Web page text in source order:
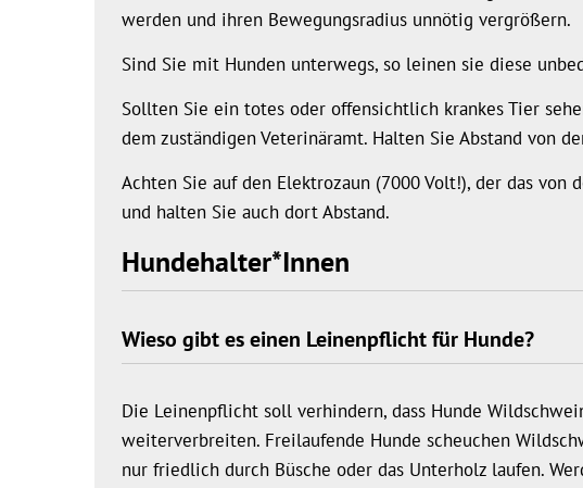
werden und ihren Bewegungsradius unnötig vergrößern.
Sind Sie mit Hunden unterwegs, so leinen sie diese
Sollten Sie ein totes oder offensichtlich krankes Tier
dem zuständigen Veterinäramt. Halten Sie Abstand von
Achten Sie auf den Elektrozaun (7000 Volt!), der das von
und halten Sie auch dort Abstand.
Hundehalter*Innen
Wieso gibt es einen Leinenpflicht für Hunde?
Die Leinenpflicht soll verhindern, dass Hunde
weiterverbreiten. Freilaufende Hunde scheuchen
nur friedlich durch Büsche oder das Unterholz laufen.